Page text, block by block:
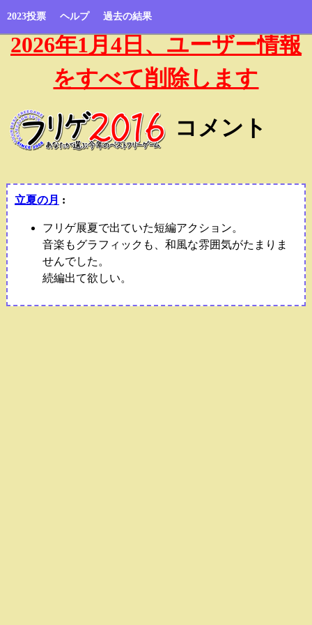
2023投票 ヘルプ 過去の結果
2026年1月4日、ユーザー情報
をすべて削除します
コメント
立夏の月 :
フリゲ展夏で出ていた短編アクション。
音楽もグラフィックも、和風な雰囲気がたまりま
せんでした。
続編出て欲しい。